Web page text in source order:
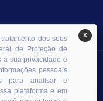
reservados.
X
dos seus
de Proteção de
a sua privacidade e
pessoais
para analisar e
plataforma e em